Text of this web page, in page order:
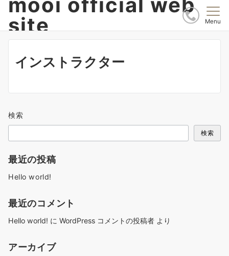
site
Menu
インストラクター
検索
検索
最近の投稿
Hello world!
最近のコメント
Hello world! に WordPress コメントの投稿者 より
アーカイブ